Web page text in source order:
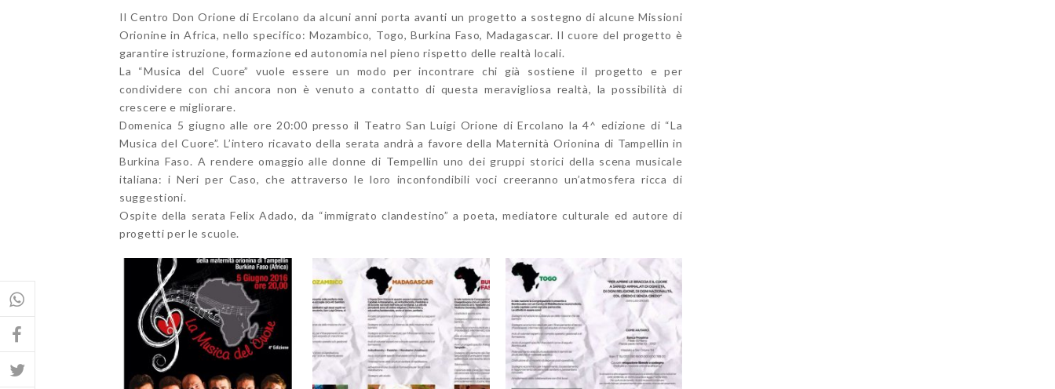
Il Centro Don Orione di Ercolano da alcuni anni porta avanti un progetto a sostegno di alcune Missioni
Orionine in Africa, nello specifico: Mozambico, Togo, Burkina Faso, Madagascar. Il cuore del progetto è
garantire istruzione, formazione ed autonomia nel pieno rispetto delle realtà locali.
La “Musica del Cuore” vuole essere un modo per incontrare chi già sostiene il progetto e per
condividere con chi ancora non è venuto a contatto di questa meravigliosa realtà, la possibilità di
crescere e migliorare.
Domenica 5 giugno alle ore 20:00 presso il Teatro San Luigi Orione di Ercolano la 4^ edizione di “La
Musica del Cuore”. L’intero ricavato della serata andrà a favore della Maternità Orionina di Tampellin in
Burkina Faso. A rendere omaggio alle donne di Tempellin uno dei gruppi storici della scena musicale
italiana: i Neri per Caso, che attraverso le loro inconfondibili voci creeranno un’atmosfera ricca di
suggestioni.
Ospite della serata Felix Adado, da “immigrato clandestino” a poeta, mediatore culturale ed autore di
progetti per le scuole.